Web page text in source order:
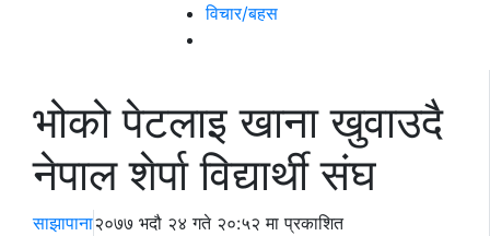
विचार/बहस
भोको पेटलाइ खाना खुवाउदै
नेपाल शेर्पा विद्यार्थी संघ
साझापाना२०७७ भदौ २४ गते २०:५२ मा प्रकाशित